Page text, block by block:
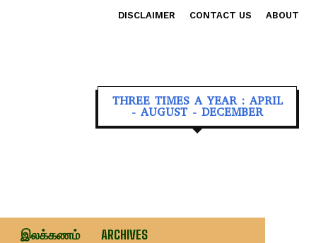
DISCLAIMER CONTACT US ABOUT
THREE TIMES A YEAR : APRIL
- AUGUST - DECEMBER
இலக்கணம் ARCHIVES